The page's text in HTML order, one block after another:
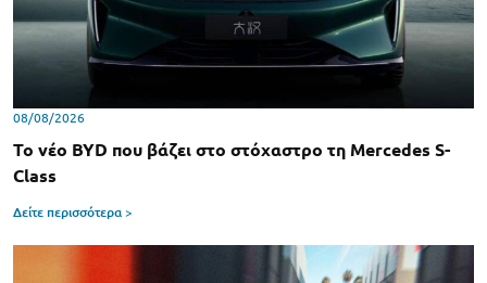
08/08/2026
Το νέο BYD που βάζει στο στόχαστρο τη Mercedes S-
Class
Δείτε περισσότερα >